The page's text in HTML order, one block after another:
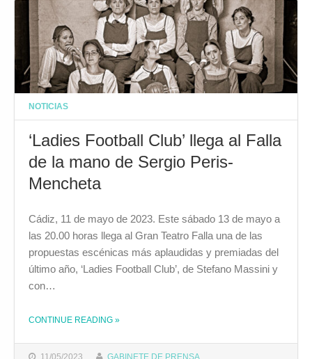
NOTICIAS
‘Ladies Football Club’ llega al Falla
de la mano de Sergio Peris-
Mencheta
11/05/2023 GABINETE DE PRENSA
Cádiz, 11 de mayo de 2023. Este sábado 13 de mayo a
las 20.00 horas llega al Gran Teatro Falla una de las
propuestas escénicas más aplaudidas y premiadas del
último año, ‘Ladies Football Club’, de Stefano Massini y
con…
CONTINUE READING THE "‘LADIES FOOTBALL CLUB’ LLEGA AL FALLA DE LA MANO DE SERGIO PERIS-MENCHETA"
»